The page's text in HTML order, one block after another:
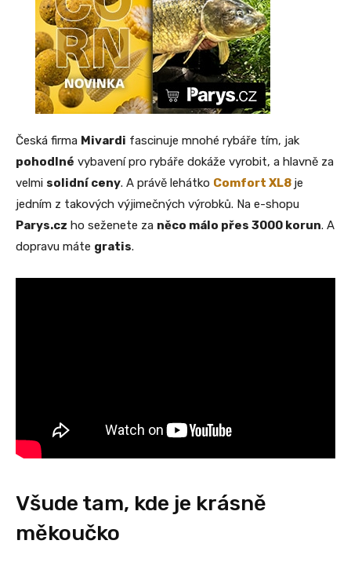
Česká firma Mivardi fascinuje mnohé rybáře tím, jak
pohodlné vybavení pro rybáře dokáže vyrobit, a hlavně za
velmi solidní ceny. A právě lehátko Comfort XL8 je
jedním z takových výjimečných výrobků. Na e-shopu
Parys.cz ho seženete za něco málo přes 3000 korun. A
dopravu máte gratis.
Všude tam, kde je krásně
měkoučko